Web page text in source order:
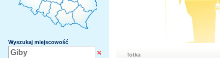
Wyszukaj miejscowość
fotka